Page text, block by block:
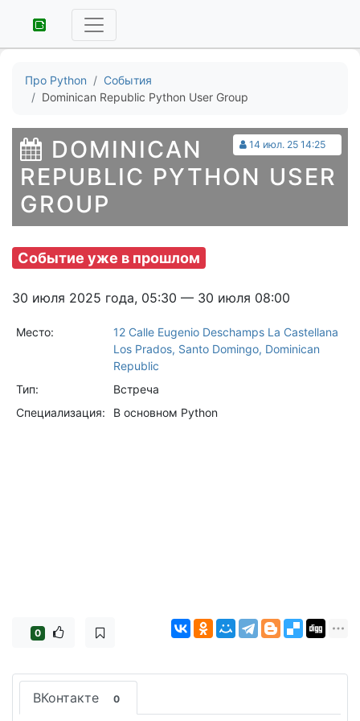
Про Python
События
Dominican Republic Python User Group
14 июл. 25 14:25
DOMINICAN
REPUBLIC PYTHON USER
GROUP
Событие уже в прошлом
30 июля 2025 года, 05:30 — 30 июля 08:00
Место:
12 Calle Eugenio Deschamps La Castellana
Los Prados, Santo Domingo, Dominican
Republic
Тип:
Встреча
Специализация:
В основном Python
0
ВКонтакте 0